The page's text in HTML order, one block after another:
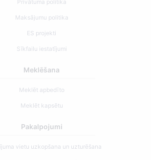
Privātuma politika
Maksājumu politika
ES projekti
Sīkfailu iestatījumi
Meklēšana
Meklēt apbedīto
Meklēt kapsētu
Pakalpojumi
vietu uzkopšana un uzturēšana